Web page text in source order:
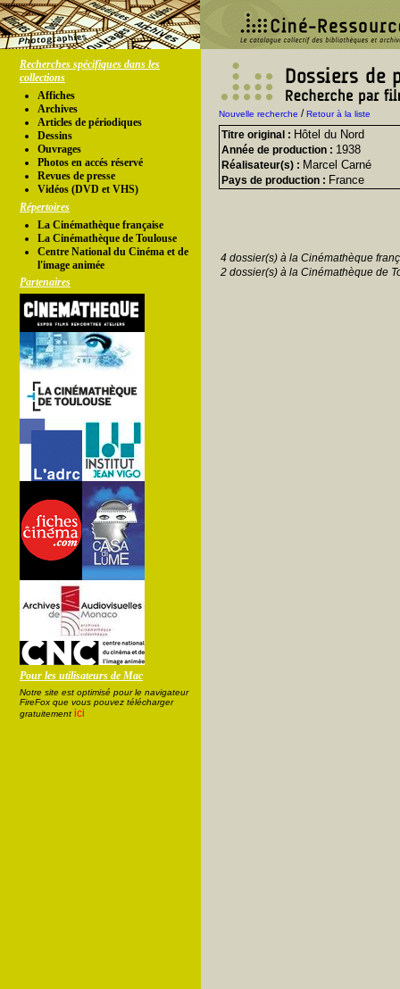
Recherches spécifiques dans les
collections
Affiches
Archives
Articles de périodiques
Dessins
Ouvrages
Photos en accés réservé
Revues de presse
Vidéos (DVD et VHS)
Répertoires
La Cinémathèque française
La Cinémathèque de Toulouse
Centre National du Cinéma et de
l'image animée
Partenaires
Pour les utilisateurs de Mac
Notre site est optimisé pour le navigateur
FireFox que vous pouvez télécharger
gratuitement ici
Nouvelle recherche /Retour à la liste
Titre original : Hôtel du Nord
Année de production : 1938
Réalisateur(s) : Marcel Carné
Pays de production : France
4 dossier(s) à la Cinémathèque
2 dossier(s) à la Cinémathèque de